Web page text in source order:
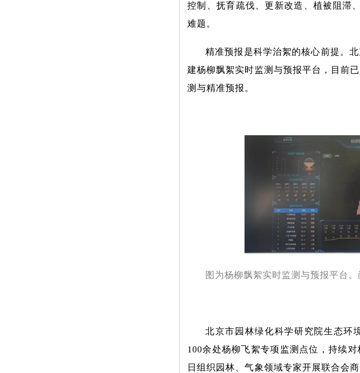
控制、抚育疏伐、更新改造、植被阻滞
难题。
精准预报是科学治絮的核心前提。
建杨柳飘絮实时监测与预报平台，目前
测与精准预报。
图为杨柳飘絮实时监测与预报平台。
北京市园林绿化科学研究院生态环
100余处杨柳飞絮专项监测点位，持续
日组织园林、气象领域专家开展联合会